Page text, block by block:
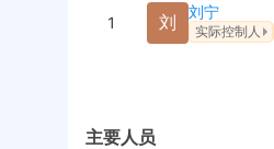
1 刘
刘宁
实际控制人
主要人员